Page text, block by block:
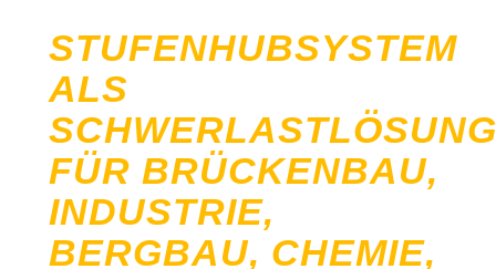
STUFENHUBSYSTEM
ALS
SCHWERLASTLÖSUNG
FÜR BRÜCKENBAU,
INDUSTRIE,
BERGBAU, CHEMIE,